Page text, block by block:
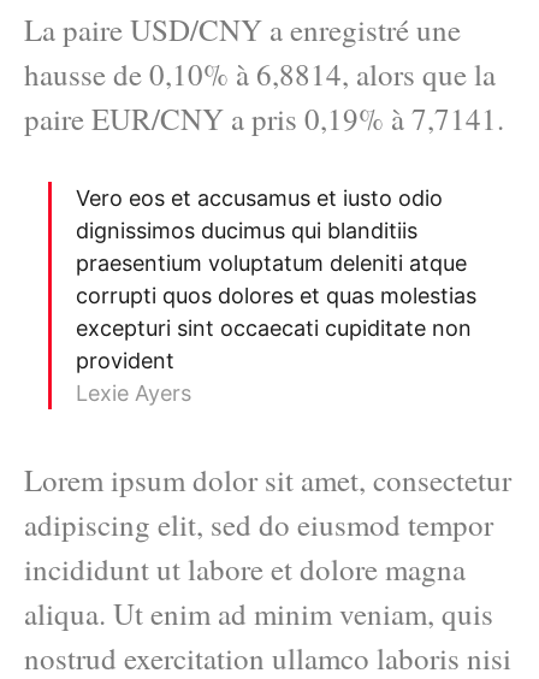
La paire USD/CNY a enregistré une
hausse de 0,10% à 6,8814, alors que la
paire EUR/CNY a pris 0,19% à 7,7141.
Vero eos et accusamus et iusto odio
dignissimos ducimus qui blanditiis
praesentium voluptatum deleniti atque
corrupti quos dolores et quas molestias
excepturi sint occaecati cupiditate non
provident
Lexie Ayers
Lorem ipsum dolor sit amet, consectetur
adipiscing elit, sed do eiusmod tempor
incididunt ut labore et dolore magna
aliqua. Ut enim ad minim veniam, quis
nostrud exercitation ullamco laboris nisi